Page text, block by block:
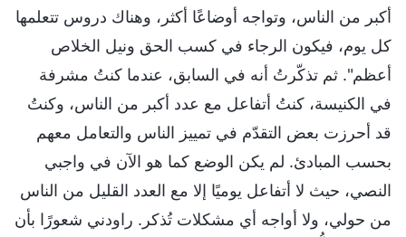
أكبر من الناس، وتواجه أوضاعًا أكثر، وهناك دروس تتعلمها
كل يوم، فيكون الرجاء في كسب الحق ونيل الخلاص
أعظم". ثم تذكّرتُ أنه في السابق، عندما كنتُ مشرفة
في الكنيسة، كنتُ أتفاعل مع عدد أكبر من الناس، وكنتُ
قد أحرزت بعض التقدّم في تمييز الناس والتعامل معهم
بحسب المبادئ. لم يكن الوضع كما هو الآن في واجبي
النصي، حيث لا أتفاعل يوميًا إلا مع العدد القليل من الناس
من حولي، ولا أواجه أي مشكلات تُذكر. راودني شعورًا بأن